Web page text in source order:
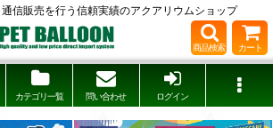
信販売を行う信頼実績のアクアリウムショップ
商品検索 カート
カテゴリ一覧 問い合わせ ログイン